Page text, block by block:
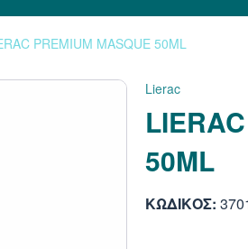
PREMIUM MASQUE 50ML
Lierac
50ML
ΚΩΔΙΚΟΣ: